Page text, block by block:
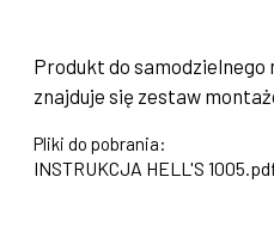
Produkt do samodzielnego
znajduje się zestaw
Pliki do pobrania:
INSTRUKCJA HELL'S